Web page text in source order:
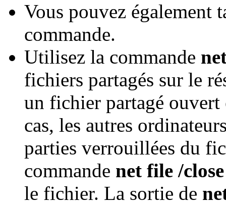
Vous pouvez également
commande.
Utilisez la commande
fichiers partagés sur le
un fichier partagé
cas, les autres
parties verrouillées du
commande net file /close
le fichier. La sortie de